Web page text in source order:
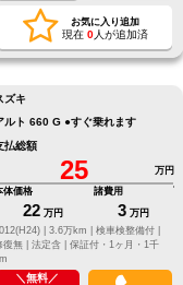
お気に入り追加
現在 0人が追加済
ズキ
ルト 660 G ●すぐ乗れます
払総額
25
万円
体価格
22 万円
諸費用
3 万円
2012(H24) |
3.6万km |
検車検整備付 |
復無 | 法定含 | 保証付・1ヶ月・1千
＼無料／